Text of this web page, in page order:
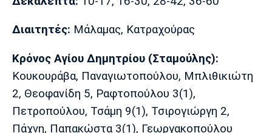
Διαιτητές: Μάλαμας, Κατραχούρας
Κρόνος Αγίου Δημητρίου (Σταμούλης):
Κουκουράβα, Παναγιωτοπούλου, Μπλιθικιώτη
2, Θεοφανίδη 5, Ραφτοπούλου 3(1),
Πετροπούλου, Τσάμη 9(1), Τσιρογιώργη 2,
Πάχνη, Παπακώστα 3(1), Γεωργακοπούλου